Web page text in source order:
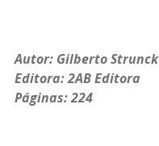
Autor: Gilberto Strunck
Editora: 2AB Editora
Páginas: 224